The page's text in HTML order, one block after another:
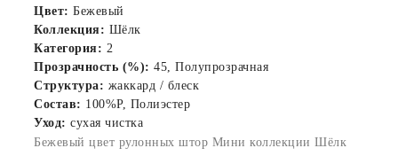
Цвет: Бежевый
Коллекция: Шёлк
Категория: 2
Прозрачность (%): 45, Полупрозрачная
Структура: жаккард / блеск
Состав: 100%P, Полиэстер
Уход: сухая чистка
Бежевый цвет рулонных штор Мини коллекции Шёлк